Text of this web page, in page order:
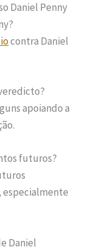
Daniel Penny
contra Daniel
apoiando a
futuros?
especialmente
Daniel